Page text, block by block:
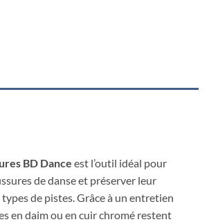
BD Dance est l’outil idéal pour
de danse et préserver leur
de pistes. Grâce à un entretien
en daim ou en cuir chromé restent